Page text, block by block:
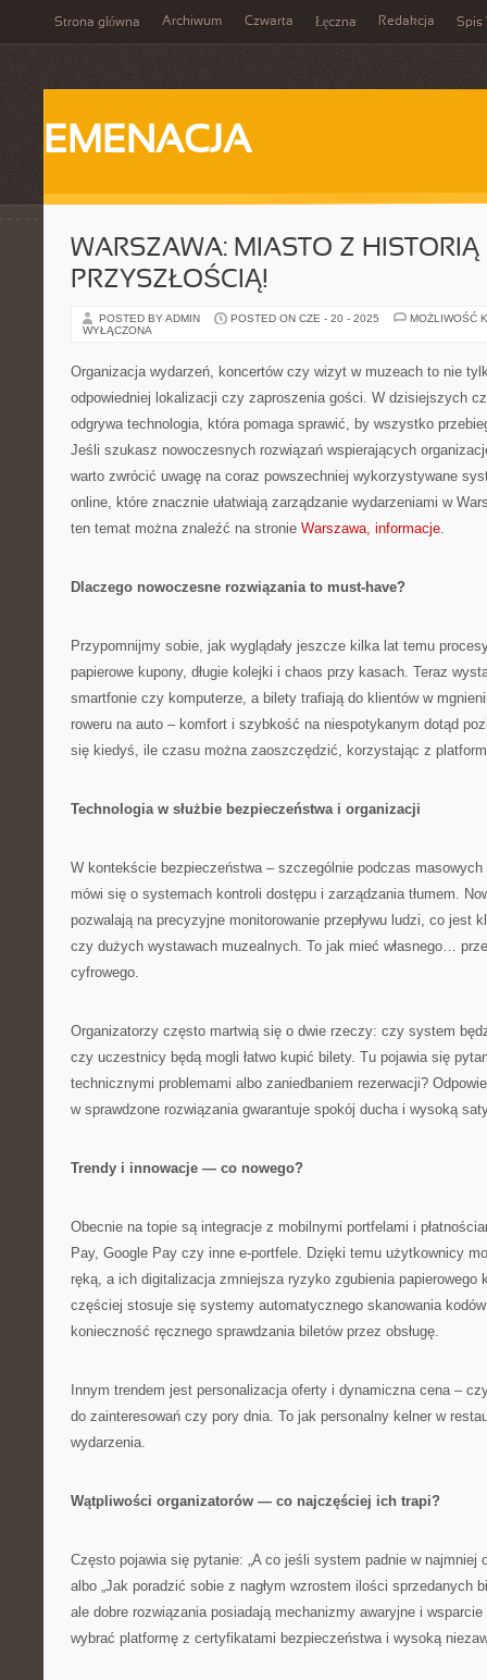
Strona główna Archiwum Czwarta Łęczna Redakcja Spis
EMENACJA
WARSZAWA: MIASTO Z HISTORIĄ
PRZYSZŁOŚCIĄ!
POSTED BY ADMIN POSTED ON CZE - 20 - 2025
MOŻLIWOŚĆ
WYŁĄCZONA
Organizacja wydarzeń, koncertów czy wizyt w muzeach to nie
odpowiedniej lokalizacji czy zaproszenia gości. W dzisiejszych
odgrywa technologia, która pomaga sprawić, by wszystko
Jeśli szukasz nowoczesnych rozwiązań wspierających
warto zwrócić uwagę na coraz powszechniej wykorzystywane
online, które znacznie ułatwiają zarządzanie wydarzeniami w
ten temat można znaleźć na stronie Warszawa, informacje.
Dlaczego nowoczesne rozwiązania to must-have?
Przypomnijmy sobie, jak wyglądały jeszcze kilka lat temu
papierowe kupony, długie kolejki i chaos przy kasach. Teraz
smartfonie czy komputerze, a bilety trafiają do klientów w
roweru na auto – komfort i szybkość na niespotykanym dotąd
się kiedyś, ile czasu można zaoszczędzić, korzystając z
Technologia w służbie bezpieczeństwa i organizacji
W kontekście bezpieczeństwa – szczególnie podczas
mówi się o systemach kontroli dostępu i zarządzania tłumem.
pozwalają na precyzyjne monitorowanie przepływu ludzi, co jest
czy dużych wystawach muzealnych. To jak mieć własnego…
cyfrowego.
Organizatorzy często martwią się o dwie rzeczy: czy system
czy uczestnicy będą mogli łatwo kupić bilety. Tu pojawia się
technicznymi problemami albo zaniedbaniem rezerwacji?
w sprawdzone rozwiązania gwarantuje spokój ducha i wysoką
Trendy i innowacje — co nowego?
Obecnie na topie są integracje z mobilnymi portfelami i
Pay, Google Pay czy inne e-portfele. Dzięki temu użytkownicy
ręką, a ich digitalizacja zmniejsza ryzyko zgubienia papierowego
częściej stosuje się systemy automatycznego skanowania
konieczność ręcznego sprawdzania biletów przez obsługę.
Innym trendem jest personalizacja oferty i dynamiczna cena –
do zainteresowań czy pory dnia. To jak personalny kelner w
wydarzenia.
Wątpliwości organizatorów — co najczęściej ich trapi?
Często pojawia się pytanie: „A co jeśli system padnie w najmniej
albo „Jak poradzić sobie z nagłym wzrostem ilości sprzedanych
ale dobre rozwiązania posiadają mechanizmy awaryjne i
wybrać platformę z certyfikatami bezpieczeństwa i wysoką